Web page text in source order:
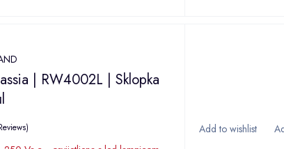
| RW4002L | Sklopka